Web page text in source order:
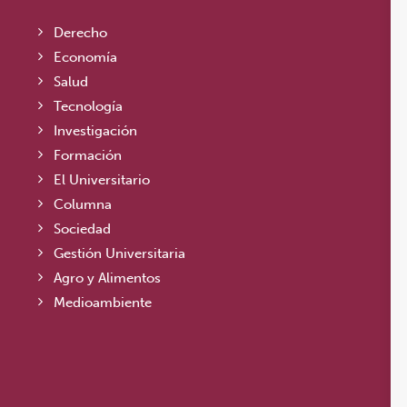
Derecho
Economía
Salud
Tecnología
Investigación
Formación
El Universitario
Columna
Sociedad
Gestión Universitaria
Agro y Alimentos
Medioambiente